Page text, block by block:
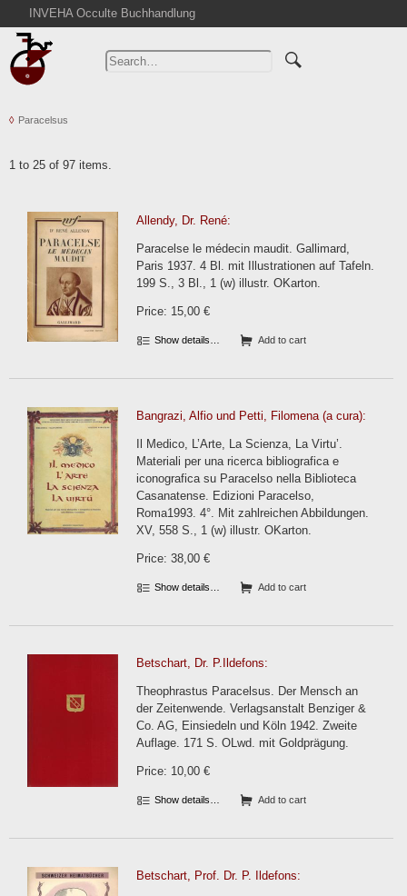
INVEHA Occulte Buchhandlung
Home
Advanced Search
Cart
Withdrawal
Privacy Policy
Imprint
Paracelsus
1 to 25 of 97 items.
Allendy, Dr. René:
Paracelse le médecin maudit. Gallimard,
Paris 1937. 4 Bl. mit Illustrationen auf Tafeln.
199 S., 3 Bl., 1 (w) illustr. OKarton.
Price: 15,00 €
Show details… Add to cart
Bangrazi, Alfio und Petti, Filomena (a cura):
Il Medico, L’Arte, La Scienza, La Virtu’.
Materiali per una ricerca bibliografica e
iconografica su Paracelso nella Biblioteca
Casanatense. Edizioni Paracelso,
Roma1993. 4°. Mit zahlreichen Abbildungen.
XV, 558 S., 1 (w) illustr. OKarton.
Price: 38,00 €
Show details… Add to cart
Betschart, Dr. P.Ildefons:
Theophrastus Paracelsus. Der Mensch an
der Zeitenwende. Verlagsanstalt Benziger &
Co. AG, Einsiedeln und Köln 1942. Zweite
Auflage. 171 S. OLwd. mit Goldprägung.
Price: 10,00 €
Show details… Add to cart
Betschart, Prof. Dr. P. Ildefons: